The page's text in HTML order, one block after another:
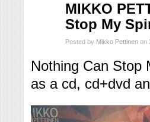
MIKKO
Stop My
Posted by Mikko Pettinen on
Nothing Can Stop
as a cd, cd+dvd